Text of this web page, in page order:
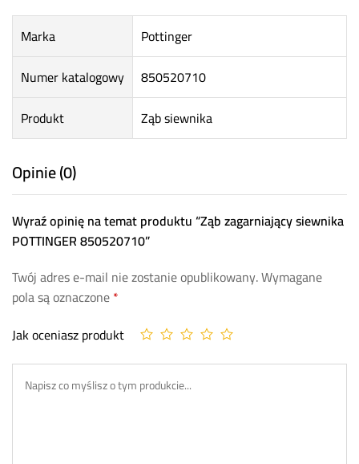
Marka
Pottinger
Numer katalogowy
850520710
Produkt
Ząb siewnika
Opinie (0)
Wyraź opinię na temat produktu “Ząb zagarniający siewnika
POTTINGER 850520710”
Twój adres e-mail nie zostanie opublikowany.Wymagane
pola są oznaczone*
Jak oceniasz produkt